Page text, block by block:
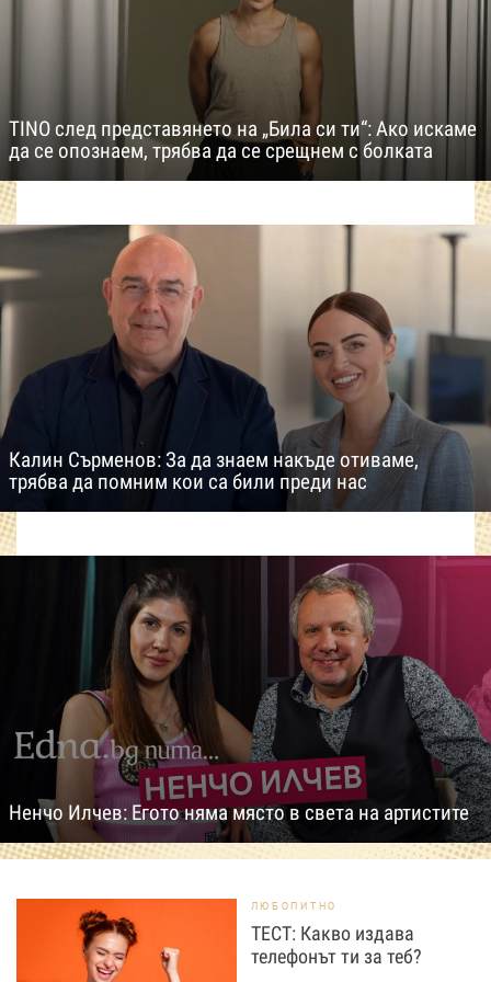
TINO след представянето на „Била си ти“: Ако искаме
да се опознаем, трябва да се срещнем с болката
Калин Сърменов: За да знаем накъде отиваме,
трябва да помним кои са били преди нас
Ненчо Илчев: Егото няма място в света на артистите
ЛЮБОПИТНО
ТЕСТ: Какво издава
телефонът ти за теб?